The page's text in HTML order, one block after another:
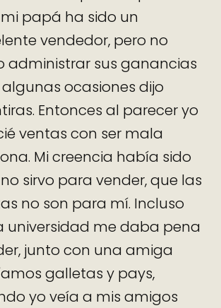
papá ha sido un
vendedor, pero no
administrar sus ganancias
ocasiones dijo
Entonces al parecer yo
ventas con ser mala
Mi creencia había sido
sirvo para vender, que las
no son para mí. Incluso
universidad me daba pena
junto con una amiga
galletas y pays,
yo veía a mis amigos